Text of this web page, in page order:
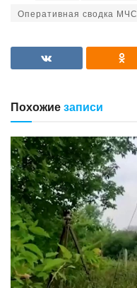
Оперативная сводка МЧС
Похожиезаписи